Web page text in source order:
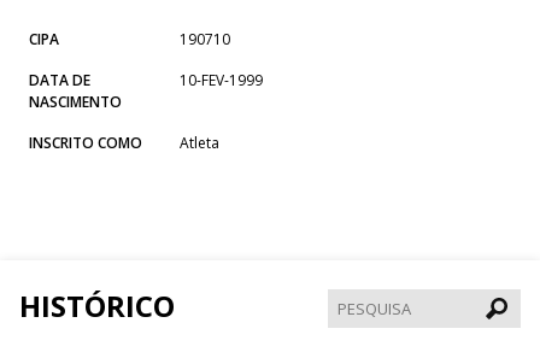
CIPA
190710
DATA DE
NASCIMENTO
10-FEV-1999
INSCRITO COMO Atleta
HISTÓRICO